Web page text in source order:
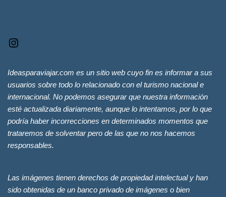
Ideasparaviajar.com es un sitio web cuyo fin es informar a sus
usuarios sobre todo lo relacionado con el turismo nacional e
internacional. No podemos asegurar que nuestra información
esté actualizada diariamente, aunque lo intentamos, por lo que
podría haber incorrecciones en determinados momentos que
trataremos de solventar pero de las que no nos hacemos
responsables.
Las imágenes tienen derechos de propiedad intelectual y han
sido obtenidas de un banco privado de imágenes o bien